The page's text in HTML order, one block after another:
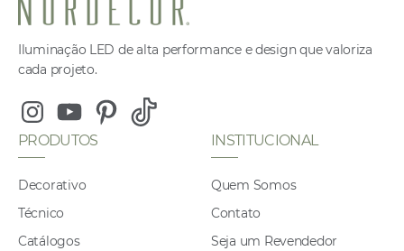
Iluminação LED de alta performance e design que valoriza
cada projeto.
InstagramYoutubePinterest
Tiktok
PRODUTOS
Decorativo
Técnico
Catálogos
INSTITUCIONAL
Quem Somos
Contato
Seja um Revendedor